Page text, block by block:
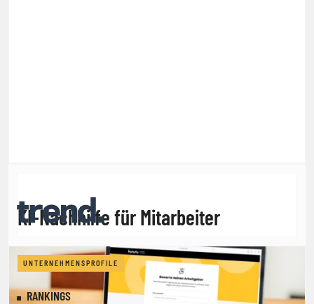
KI-Nachhilfe für Mitarbeiter
UNTERNEHMENSPROFILE
RANKINGS